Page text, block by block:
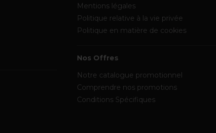
Mentions légales
Politique relative à la vie privée
Politique en matière de cookies
Nos Offres
Notre catalogue promotionnel
Comprendre nos promotions
Conditions Spécifiques